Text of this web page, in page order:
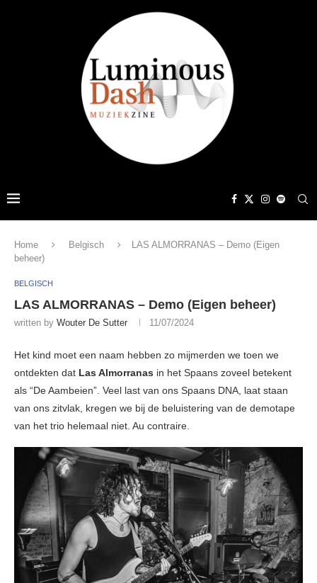
Home Belgisch
LAS ALMORRANAS – Demo (Eigen
beheer)
BELGISCH
LAS ALMORRANAS – Demo (Eigen beheer)
written by Wouter De Sutter 11/07/2024
Het kind moet een naam hebben zo mijmerden we toen we
ontdekten dat Las Almorranas in het Spaans zoveel betekent
als “De Aambeien”. Veel last van ons Spaans DNA, laat staan
van ons zitvlak, kregen we bij de beluistering van de demotape
van het trio helemaal niet. Au contraire.